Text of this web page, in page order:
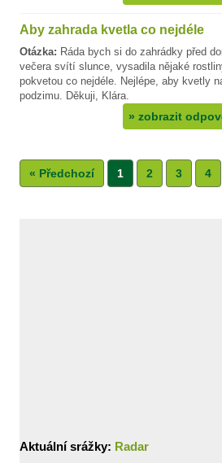
Aby zahrada kvetla co nejdéle
Otázka: Ráda bych si do zahrádky před
večera svítí slunce, vysadila nějaké
pokvetou co nejdéle. Nejlépe, aby kvetly
podzimu. Děkuji, Klára.
» zobrazit
« Předchozí 1 2 3 4
Aktuální srážky: Radar